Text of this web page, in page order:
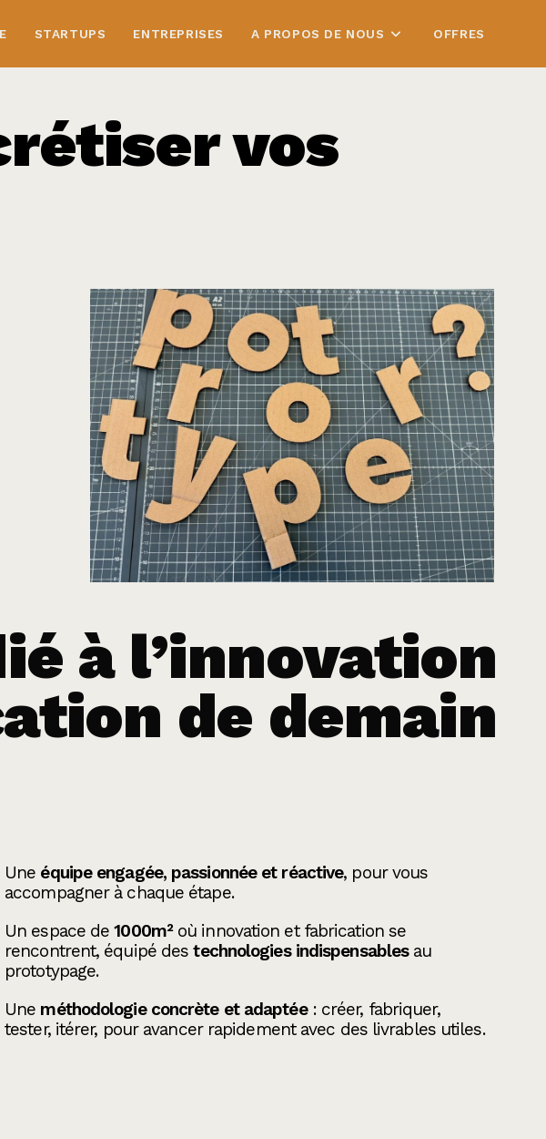
STARTUPS ENTREPRISES A PROPOS DE NOUS OFFRES
vos
à l’innovation
de demain
Une équipe engagée, passionnée et réactive, pour vous
accompagner à chaque étape.
Un espace de1000m²où innovation et fabrication se
rencontrent, équipé destechnologies indispensables au
prototypage.
Une méthodologie concrète et adaptée: créer, fabriquer,
tester, itérer, pour avancer rapidement avec des livrables utiles.